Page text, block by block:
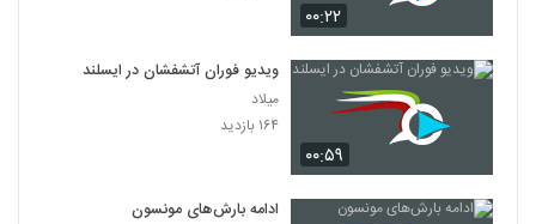
۰۰:۲۲
۰۰:۵۹
ویدیو فوران آتشفشان در ایسلند
میلاد
۱۶۴ بازدید
ادامه بارش‌های مونسون